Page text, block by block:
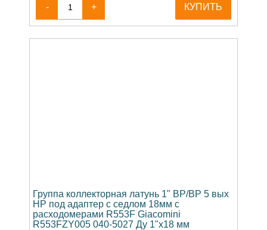
- + КУПИТЬ
Группа коллекторная латунь 1" ВР/ВР 5 вых
НР под адаптер с седлом 18мм с
расходомерами R553F Giacomini
R553FZY005 040-5027 Ду 1"х18 мм